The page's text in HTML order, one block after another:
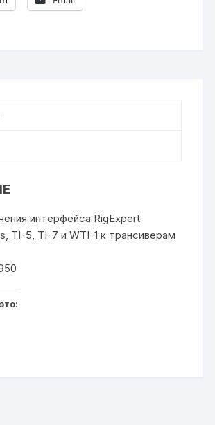
интерфейса RigExpert
TI-5, TI-7 и WTI-1 к трансиверам